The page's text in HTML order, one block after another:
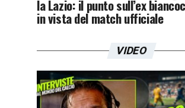
la Lazio: il punto sull’ex
in vista del match ufficiale
VIDEO